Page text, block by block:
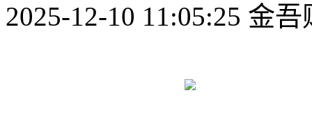
2025-12-10 11:05:25 金吾